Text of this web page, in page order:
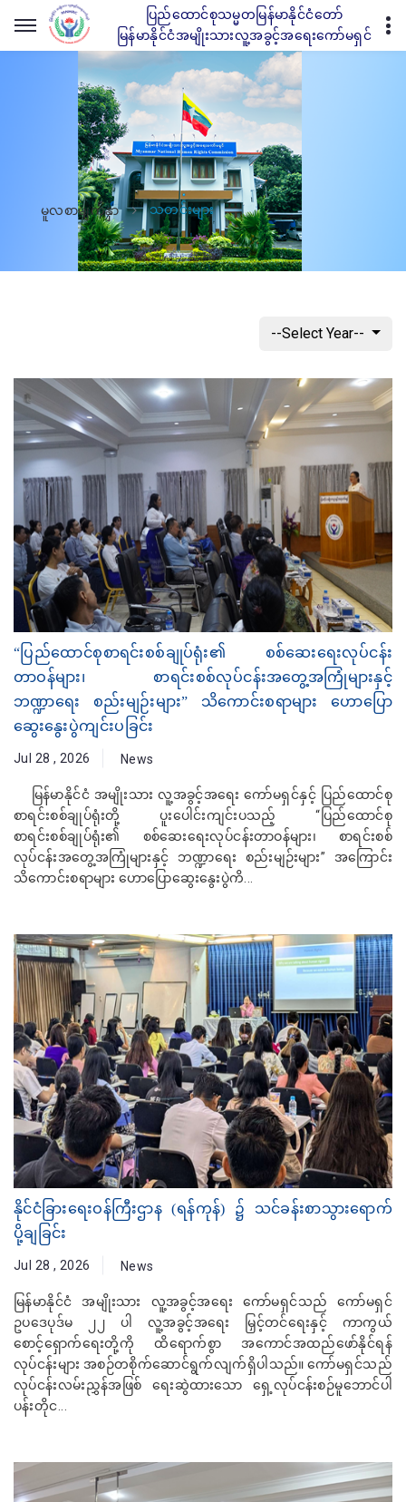
ပြည်ထောင်စုသမ္မတမြန်မာနိုင်ငံတော်
မြန်မာနိုင်ငံအမျိုးသားလူ့အခွင့်အရေးကော်မရှင်
မူလစာမျက်နှာ သတင်းများ
--Select Year--
“ပြည်ထောင်စုစာရင်းစစ်ချုပ်ရုံး၏ စစ်ဆေးရေးလုပ်ငန်း
တာဝန်များ၊ စာရင်းစစ်လုပ်ငန်းအတွေ့အကြုံများနှင့်
ဘဏ္ဍာရေး စည်းမျဉ်းများ” သိကောင်းစရာများ ဟောပြော
ဆွေးနွေးပွဲကျင်းပခြင်း
Jul 28 , 2026 News
မြန်မာနိုင်ငံ အမျိုးသား လူ့အခွင့်အရေး ကော်မရှင်နှင့် ပြည်ထောင်စု
စာရင်းစစ်ချုပ်ရုံးတို့ ပူးပေါင်းကျင်းပသည့် “ပြည်ထောင်စု
စာရင်းစစ်ချုပ်ရုံး၏ စစ်ဆေးရေးလုပ်ငန်းတာဝန်များ၊ စာရင်းစစ်
လုပ်ငန်းအတွေ့အကြုံများနှင့် ဘဏ္ဍာရေး စည်းမျဉ်းများ” အကြောင်း
သိကောင်းစရာများ ဟောပြောဆွေးနွေးပွဲကိ...
နိုင်ငံခြားရေးဝန်ကြီးဌာန (ရန်ကုန်) ၌ သင်ခန်းစာသွားရောက်
ပို့ချခြင်း
Jul 28 , 2026 News
မြန်မာနိုင်ငံ အမျိုးသား လူ့အခွင့်အရေး ကော်မရှင်သည် ကော်မရှင်
ဥပဒေပုဒ်မ ၂၂ ပါ လူ့အခွင့်အရေး မြှင့်တင်ရေးနှင့် ကာကွယ်
စောင့်ရှောက်ရေးတို့ကို ထိရောက်စွာ အကောင်အထည်ဖော်နိုင်ရန်
လုပ်ငန်းများ အစဉ်တစိုက်ဆောင်ရွက်လျက်ရှိပါသည်။ ကော်မရှင်သည်
လုပ်ငန်းလမ်းညွှန်အဖြစ် ရေးဆွဲထားသော ရှေ့လုပ်ငန်းစဉ်မူဘောင်ပါ
ပန်းတိုင...